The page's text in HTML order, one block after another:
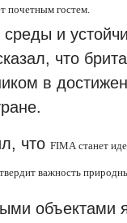
почетным гостем.
и
что
в
что FIMA станет
важность
объектами